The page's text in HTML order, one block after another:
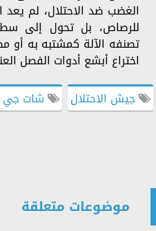
الغضب ضد الاحتلال، لم
للرصاص، بل تحول إلى
تصنفه الآلة كمشتبه به أو
اختراع أبشع أدوات الفصل
جيش الاحتلال
شات
موضوعات متعلقة